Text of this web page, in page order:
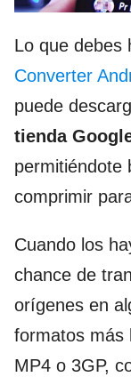
Lo que debes
Converter
puede
tienda
permitiéndote
comprimir
Cuando los
chance de
orígenes en
formatos más
MP4 o 3GP,